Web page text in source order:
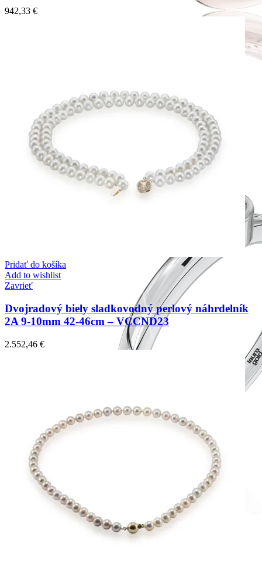
Forever Collection
Zásnubné prstne z kolekcie Forever.
Romantic Collection
942,33 €
Pridať do košíka
Add to wishlist
Zavrieť
Dvojradový biely sladkovodný perlový náhrdelník
2A 9-10mm 42-46cm – VCCND23
2.552,46 €